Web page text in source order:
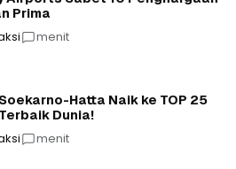
Prima
menit
Hatta Naik ke TOP 25
Dunia!
menit